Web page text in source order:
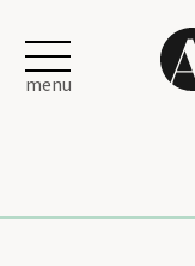
menu